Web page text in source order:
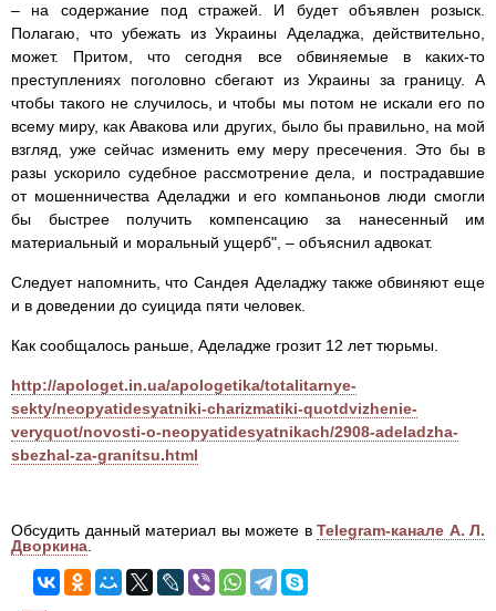
– на содержание под стражей. И будет объявлен розыск.
Полагаю, что убежать из Украины Аделаджа, действительно,
может. Притом, что сегодня все обвиняемые в каких-то
преступлениях поголовно сбегают из Украины за границу. А
чтобы такого не случилось, и чтобы мы потом не искали его по
всему миру, как Авакова или других, было бы правильно, на мой
взгляд, уже сейчас изменить ему меру пресечения. Это бы в
разы ускорило судебное рассмотрение дела, и пострадавшие
от мошенничества Аделаджи и его компаньонов люди смогли
бы быстрее получить компенсацию за нанесенный им
материальный и моральный ущерб", – объяснил адвокат.
Следует напомнить, что Сандея Аделаджу также обвиняют еще
и в доведении до суицида пяти человек.
Как сообщалось раньше, Аделадже грозит 12 лет тюрьмы.
http://apologet.in.ua/apologetika/totalitarnye-
sekty/neopyatidesyatniki-charizmatiki-quotdvizhenie-
veryquot/novosti-o-neopyatidesyatnikach/2908-adeladzha-
sbezhal-za-granitsu.html
Обсудить данный материал вы можете в Telegram-канале А. Л.
Дворкина